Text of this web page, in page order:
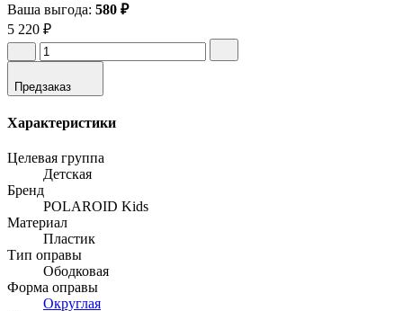
Ваша выгода: 580 ₽
5 220 ₽
Предзаказ
Характеристики
Целевая группа
Детская
Бренд
POLAROID Kids
Материал
Пластик
Тип оправы
Ободковая
Форма оправы
Округлая